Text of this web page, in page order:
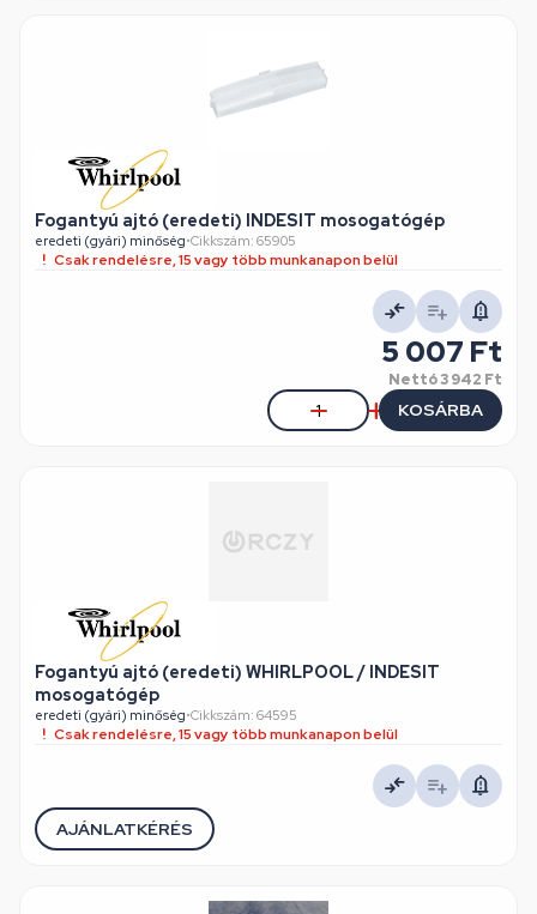
Fogantyú ajtó (eredeti) INDESIT mosogatógép
eredeti (gyári) minőség•Cikkszám: 65905
Csak rendelésre, 15 vagy több munkanapon belül
5 007 Ft
Nettó3 942 Ft
KOSÁRBA
Fogantyú ajtó (eredeti) WHIRLPOOL / INDESIT
mosogatógép
eredeti (gyári) minőség•Cikkszám: 64595
Csak rendelésre, 15 vagy több munkanapon belül
AJÁNLATKÉRÉS